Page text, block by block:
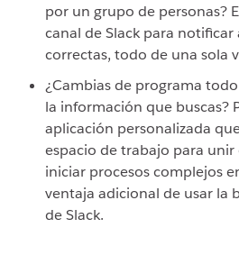
por un grupo de personas?
canal de Slack para notificar
correctas, todo de una sola
¿Cambias de programa
la información que buscas?
aplicación personalizada
espacio de trabajo para
iniciar procesos complejos
ventaja adicional de usar la
de Slack.